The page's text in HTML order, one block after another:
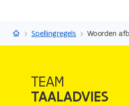
TaaladviesSpellingregels Woorden
TEAM
TAALADVIES